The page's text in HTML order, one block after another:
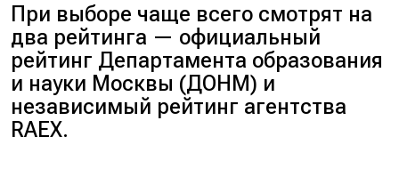
При выборе чаще всего смотрят на
два рейтинга — официальный
рейтинг Департамента образования
и науки Москвы (ДОНМ) и
независимый рейтинг агентства
RAEX.